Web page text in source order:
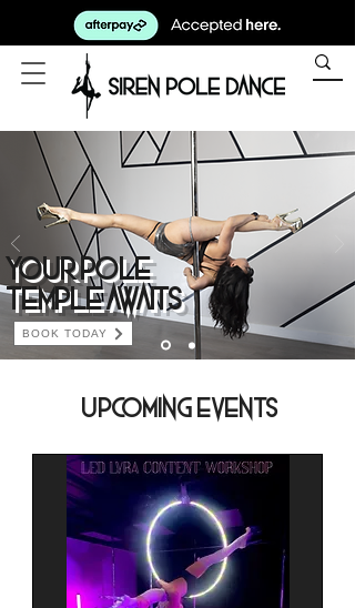
Your pole
temple awaits
BOOK TODAY
Upcoming Events